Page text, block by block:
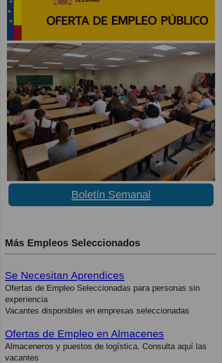
Boletín Semanal
Más Empleos Seleccionados
Se Necesitan Aprendices
Ofertas de Empleo Seleccionadas para personas sin
experiencia
Vacantes disponibles en empresas seleccionadas
Ofertas de Empleo en Almacenes
Almaceneros y puestos de logística. Consulta aquí las
vacantes